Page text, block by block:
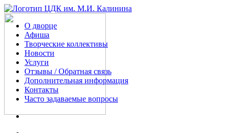
О дворце
Афиша
Творческие коллективы
Новости
Услуги
Отзывы / Обратная связь
Дополнительная информация
Контакты
Часто задаваемые вопросы